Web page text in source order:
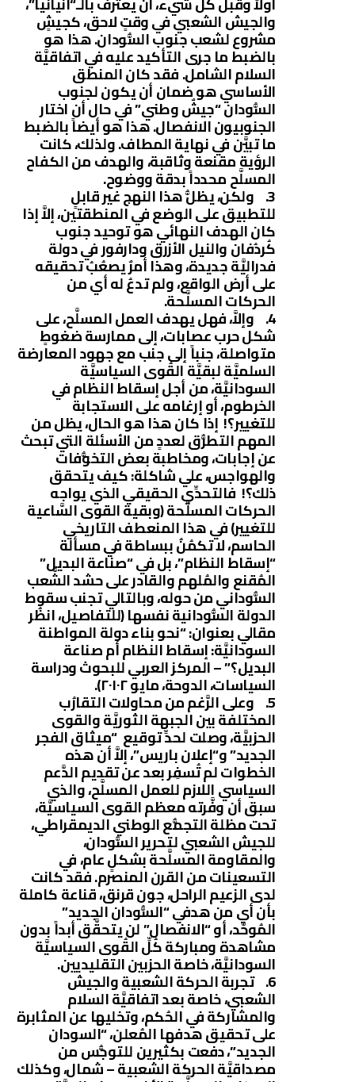
والجيش الشعبي في وقتٍ لاحق، كجيشٍ
مشروع لشعب جنوب السُّودان. هذا هو
بالضبط ما جرى التأكيد عليه في اتفاقيَّة
السلام الشامل. فقد كان المنطق
الأساسي هو ضمان أن يكون لجنوب
السُّودان “جيشٌ وطني” في حال أن اختار
الجنوبيون الانفصال. هذا هو أيضاً بالضبط
ما تبيَّن في نهاية المطاف. ولذلك، كانت
الرؤية مقنعة وثاقبة، والهدف من الكفاح
المسلَّح محدداً بدقة ووضوح.
3. ولكن، يظلُّ هذا النهج غير قابلٍ
للتطبيق على الوضع في المنطقتين، إلاَّ إذا
كان الهدف النهائي هو توحيد جنوب
كُردُفان والنيل الأزرق ودارفور في دولة
فدراليَّة جديدة، وهذا أمرٌ يصعُبُ تحقيقه
على أرض الواقع، ولم تدعُ له أي من
الحركات المسلَّحة.
4. وإلاَّ، فهل يهدف العمل المسلَّح، على
شكل حرب عصابات، إلى ممارسة ضغوطٍ
متواصلة، جنباً إلى جنب مع جهود المعارضة
السلميَّة لبقيَّة القُوى السياسيَّة
السودانيَّة، من أجل إسقاط النظام في
الخرطوم، أو إرغامه على الاستجابة
للتغيير؟! إذا كان هذا هو الحال، يظل من
المهم التطرُّق لعددٍ من الأسئلة التي تبحث
عن إجابات، ومخاطبة بعض التخوُّفات
والهواجس، علي شاكلة: كيف يتحقق
ذلك؟! فالتحدِّي الحقيقي الذي يواجه
الحركات المسلَّحة (وبقية القوى السَّاعية
للتغيير) في هذا المنعطف التاريخي
الحاسم، لا تكمُنُ ببساطة في مسألة
“إسقاط النظام”، بل في “صناعة البديل”
المُقنع والمُلهم والقادر على حشد الشَّعب
السُّوداني من حوله، وبالتالي تجنب سقوط
الدولة السُّودانية نفسها (للتفاصيل، انظُر
مقالي بعنوان: “نحو بناء دولة المواطنة
السودانيَّة: إسقاط النظام أم صناعة
البديل؟” – المركز العربي للبحوث ودراسة
السياسات، الدوحة، مايو ٢٠١٠٢).
5. وعلى الرَّغم من محاولات التقارُب
المختلفة بين الجبهة الثوريَّة والقوى
الحزبيَّة، وصلت لحدِّ توقيع “ميثاق الفجر
الجديد” و“إعلان باريس”، إلاَّ أن هذه
الخطوات لم تُسفِر بعد عن تقديم الدَّعم
السياسي اللازم للعمل المسلَّح، والذي
سبق أن وفَّرته معظم القوى السياسيَّة،
تحت مظلة التجمُّع الوطني الديمقراطي،
للجيش الشعبي لتحرير السُّودان،
والمقاومة المسلَّحة بشكلٍ عام، في
التسعينات من القرن المنصرم. فقد كانت
لدى الزعيم الراحل، جون قرنق، قناعة كاملة
بأن أي من هدفي “السُّودان الجديد”
المُوحَّد، أو “الانفصال” لن يتحقَّق أبداً بدون
مشاهدة ومباركة كُلِّ القُوى السياسيَّة
السودانيَّة، خاصة الحزبين التقليديين.
6. تجربة الحركة الشعبية والجيش
الشعبي، خاصة بعد اتفاقيَّة السلام
والمشاركة في الحُكم، وتخليها عن المثابرة
على تحقيق هدفها المُعلن، “السودان
الجديد”، دفعت بكثيرين للتوجُّس من
مصداقيَّة الحركة الشعبية – شمال، وكذلك